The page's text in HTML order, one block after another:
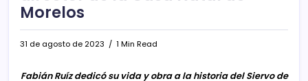
Morelos
31 de agosto de 2023 1 Min Read
Fabián Ruíz dedicó su vida y obra a la historia del Siervo de